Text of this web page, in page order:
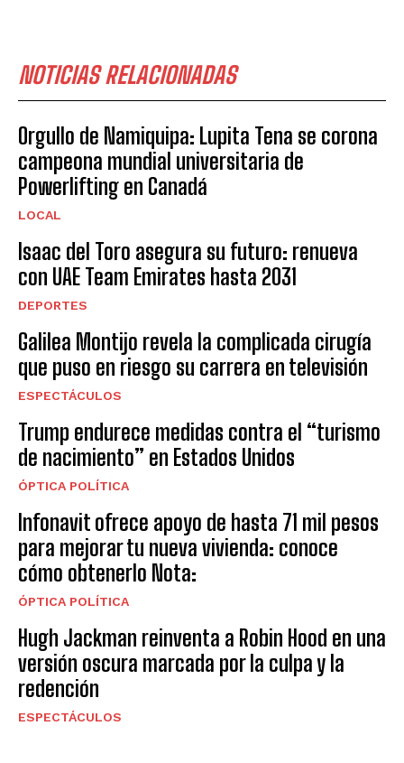
NOTICIAS RELACIONADAS
Orgullo de Namiquipa: Lupita Tena se corona
campeona mundial universitaria de
Powerlifting en Canadá
LOCAL
Isaac del Toro asegura su futuro: renueva
con UAE Team Emirates hasta 2031
DEPORTES
Galilea Montijo revela la complicada cirugía
que puso en riesgo su carrera en televisión
ESPECTÁCULOS
Trump endurece medidas contra el “turismo
de nacimiento” en Estados Unidos
ÓPTICA POLÍTICA
Infonavit ofrece apoyo de hasta 71 mil pesos
para mejorar tu nueva vivienda: conoce
cómo obtenerlo Nota:
ÓPTICA POLÍTICA
Hugh Jackman reinventa a Robin Hood en una
versión oscura marcada por la culpa y la
redención
ESPECTÁCULOS